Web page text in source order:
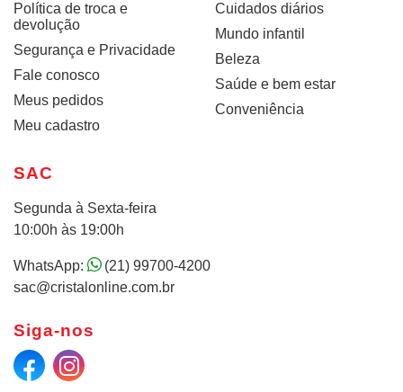
Política de troca e
devolução
Segurança e Privacidade
Fale conosco
Meus pedidos
Meu cadastro
Cuidados diários
Mundo infantil
Beleza
Saúde e bem estar
Conveniência
SAC
Segunda à Sexta-feira
10:00h às 19:00h
WhatsApp:
(21) 99700-4200
sac@cristalonline.com.br
Siga-nos